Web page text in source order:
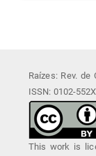
Raízes: Rev. de
ISSN: 0102-
This work is